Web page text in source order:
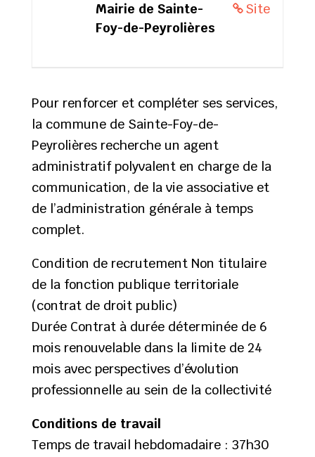
Site
Mairie de Sainte-
Foy-de-Peyrolières
Pour renforcer et compléter ses services,
la commune de Sainte-Foy-de-
Peyrolières recherche un agent
administratif polyvalent en charge de la
communication, de la vie associative et
de l’administration générale à temps
complet.
Condition de recrutement Non titulaire
de la fonction publique territoriale
(contrat de droit public)
Durée Contrat à durée déterminée de 6
mois renouvelable dans la limite de 24
mois avec perspectives d’évolution
professionnelle au sein de la collectivité
Conditions de travail
Temps de travail hebdomadaire : 37h30